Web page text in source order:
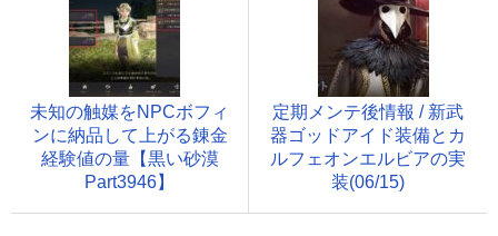
未知の触媒をNPCボフィ
ンに納品して上がる錬金
経験値の量【黒い砂漠
Part3946】
定期メンテ後情報 / 新武
器ゴッドアイド装備とカ
ルフェオンエルビアの実
装(06/15)